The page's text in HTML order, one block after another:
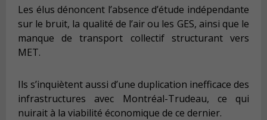
Les élus dénoncent l’absence d’étude indépendante
sur le bruit, la qualité de l’air ou les GES, ainsi que le
manque de transport collectif structurant vers
MET.
Ils s’inquiètent aussi d’une duplication inefficace des
infrastructures avec Montréal-Trudeau, ce qui
nuirait à la viabilité économique de ce dernier.